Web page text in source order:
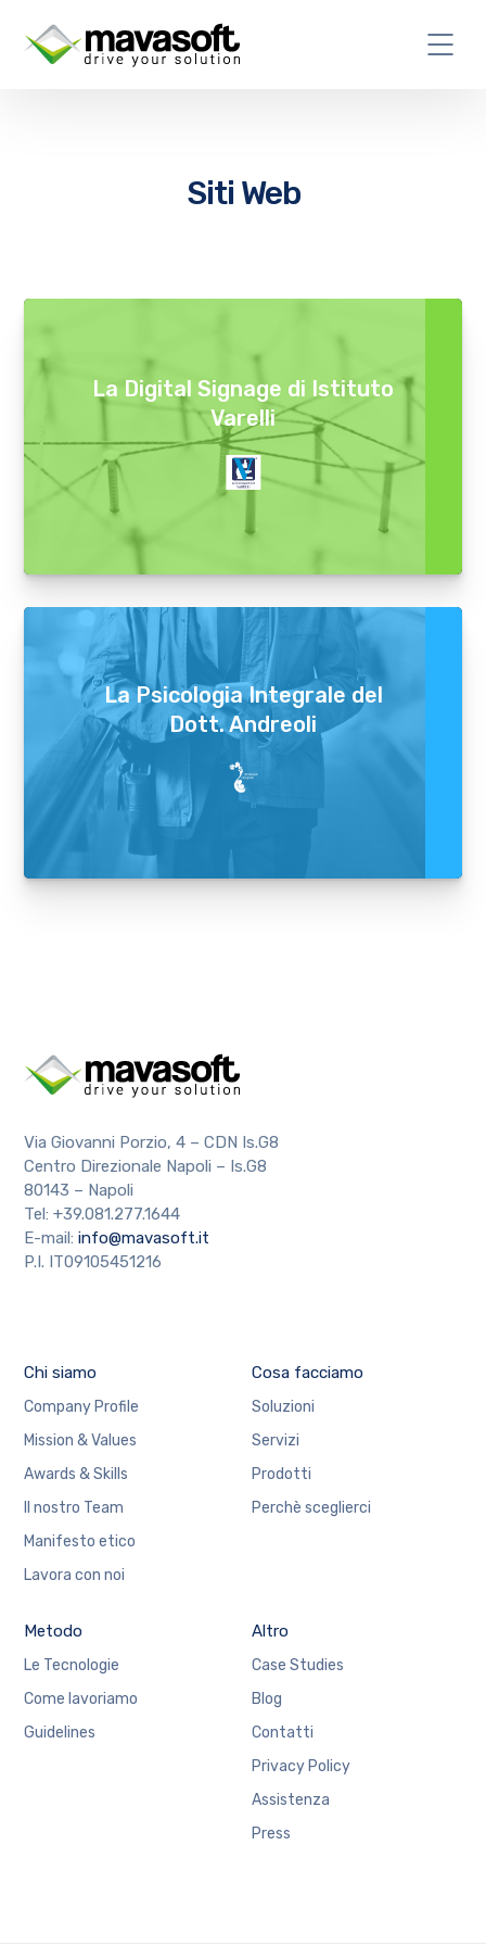
Siti Web
La Digital Signage di Istituto
Varelli
La Psicologia Integrale del
Dott. Andreoli
Via Giovanni Porzio, 4 – CDN Is.G8
Centro Direzionale Napoli – Is.G8
80143 – Napoli
Tel: +39.081.277.1644
E-mail:info@mavasoft.it
P.I. IT09105451216
Chi siamo
Company Profile
Mission & Values
Awards & Skills
Il nostro Team
Manifesto etico
Lavora con noi
Cosa facciamo
Soluzioni
Servizi
Prodotti
Perchè sceglierci
Metodo
Le Tecnologie
Come lavoriamo
Guidelines
Altro
Case Studies
Blog
Contatti
Privacy Policy
Assistenza
Press